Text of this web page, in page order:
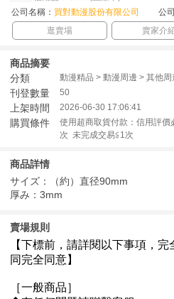
公司名稱： 買對動漫股份有限公司 公司
逛賣場
賣家介
商品摘要
分類
動漫精品 > 動漫周邊 > 其他周
刊登數量 50
上架時間 2026-06-30 17:06:41
購買條件
使用超商取貨付款：信用評
次 未完成交易≦1次
商品詳情
サイズ：（約）直径90mm
厚み：3mm
賣場規則